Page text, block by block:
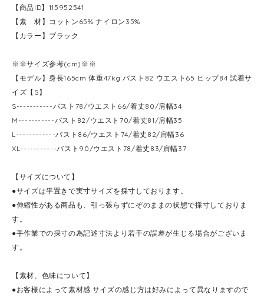
【商品ID】115952541
【素 材】コットン65% ナイロン35%
【カラー】ブラック
※※サイズ参考(cm)※※
【モデル】身長165cm 体重47kg バスト82 ウエスト65 ヒップ84 試着サ
イズ【S】
S-----------バスト78/ウエスト66/着丈80/肩幅34
M-----------バスト82/ウエスト70/着丈81/肩幅35
L------------バスト86/ウエスト74/着丈82/肩幅36
XL-----------バスト90/ウエスト78/着丈83/肩幅37
【サイズについて】
●サイズは平置きで実寸サイズを採寸しております。
●伸縮性がある商品も、引っ張らずにぞのままの状態で採寸しておりま
す。
●手作業での採寸の為記述寸法より若干の誤差が生じる場合がございま
す。
【素材、色味について】
●お客様によって素材感·サイズの感じ方は好みによって異なりますので